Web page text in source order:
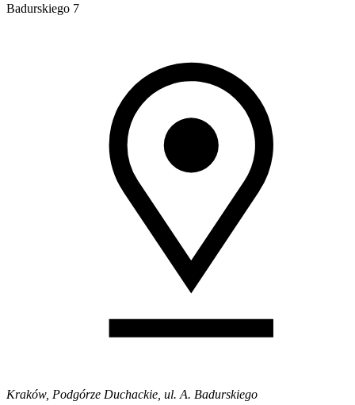
Badurskiego 7
Kraków, Podgórze Duchackie, ul. A. Badurskiego